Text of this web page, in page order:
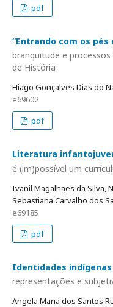
pdf
“Entrando com os pés
branquitude e
de História
Hiago Gonçalves Dias do
e69602
pdf
Literatura
é (im)possível um
Ivanil Magalhães da Silva,
Sebastiana Carvalho dos
e69185
pdf
Identidades
representações e
Angela Maria dos Santos